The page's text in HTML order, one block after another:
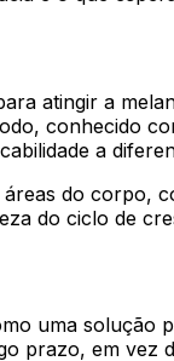
atingir a
conhecido
a
do corpo,
do ciclo de
uma
prazo, em